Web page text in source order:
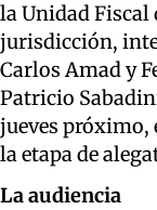
la Unidad Fiscal
jurisdicción,
Carlos Amad y
Patricio
jueves
la etapa de
La audiencia